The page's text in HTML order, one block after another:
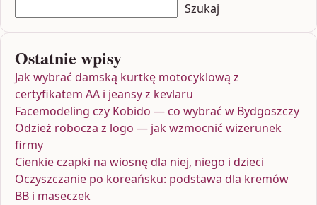
Szukaj
Ostatnie wpisy
Jak wybrać damską kurtkę motocyklową z
certyfikatem AA i jeansy z kevlaru
Facemodeling czy Kobido — co wybrać w Bydgoszczy
Odzież robocza z logo — jak wzmocnić wizerunek
firmy
Cienkie czapki na wiosnę dla niej, niego i dzieci
Oczyszczanie po koreańsku: podstawa dla kremów
BB i maseczek